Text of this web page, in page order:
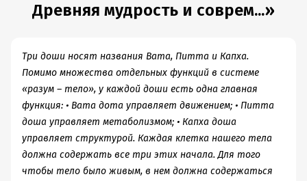
Древняя мудрость и соврем...»
Три доши носят названия Вата, Питта и Капха.
Помимо множества отдельных функций в системе
«разум – тело», у каждой доши есть одна главная
функция: • Вата дота управляет движением; • Питта
доша управляет метаболизмом; • Капха доша
управляет структурой. Каждая клетка нашего тела
должна содержать все три этих начала. Для того
чтобы тело было живым, в нем должна содержаться